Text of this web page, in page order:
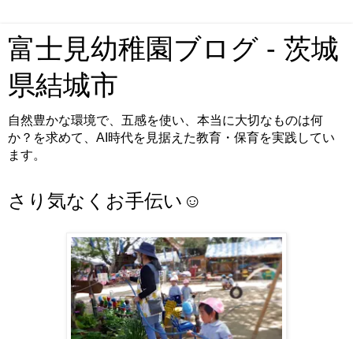
富士見幼稚園ブログ - 茨城
県結城市
自然豊かな環境で、五感を使い、本当に大切なものは何
か？を求めて、AI時代を見据えた教育・保育を実践してい
ます。
さり気なくお手伝い☺️